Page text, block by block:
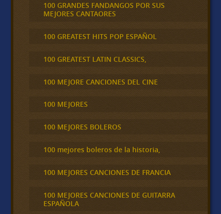
100 GRANDES FANDANGOS POR SUS
MEJORES CANTAORES
100 GREATEST HITS POP ESPAÑOL
100 GREATEST LATIN CLASSICS,
100 MEJORE CANCIONES DEL CINE
100 MEJORES
100 MEJORES BOLEROS
100 mejores boleros de la historia,
100 MEJORES CANCIONES DE FRANCIA
100 MEJORES CANCIONES DE GUITARRA
ESPAÑOLA